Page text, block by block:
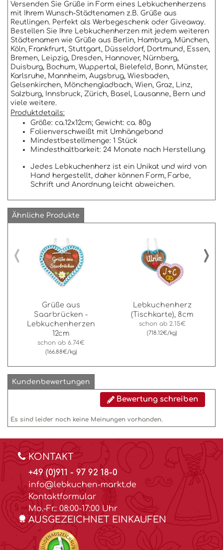
Versenden Sie Grüße in Form eines Lebkuchenherzens
mit Ihrem Wunsch-Städtenamen z.B. Grüße aus
Reutlingen. Perfekt als Werbegeschenk oder Giveaway.
Bestellen Sie Ihre Lebkuchenherzen mit jedem weiteren
Städtenamen wie Grüße aus Berlin, Hamburg, München,
Köln, Frankfrurt, Stuttgart, Düsseldorf, Dortmund, Essen,
Bremen, Leipzig, Dresden, Hannover, Nürnberg,
Duisburg, Bochum, Wuppertal, Bielefeld, Bonn, Münster,
Karlsruhe, Mannheim, Augsbrug, Wiesbaden,
Gelsenkirchen, Mönchengladbach, Wien, Graz, Linz,
Salzburg, Innsbruck, Zürich, Basel, Lausanne, Bern und
viele weitere.
Produktdetails:
Größe: ca.12x12cm; Gewicht: ca. 80g
Folienverschweißt mit Umhängeband
Mindestbestellmenge: 1 Stück
Mindesthaltbarkeit: 24 Monate nach Herstellung
Jedes Lebkuchenherz ist ein Unikat und wird von
Hand hergestellt, daher können Form, Farbe,
Schrift und Anordnung leicht abweichen.
Ähnliche Produkte
Grüße aus
Saarbrücken -
Lebkuchenherzen
12cm
schon ab 6.74€
(166.88€/kg)
Lebkuchenherz
(Tischkarte), 8cm
schon ab 2.15€
(718.12€/kg)
‹ ›
Kundenbewertungen
Bewertung schreiben
Es sind leider noch keine Meinungen vorhanden.
KONTAKT
+49 (0)911 - 97 92 18-0
info@lebkuchen-markt.de
Kontaktformular
Mo.-Fr.: 08:00-17:00 Uhr
AUSGEZEICHNET EINKAUFEN